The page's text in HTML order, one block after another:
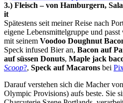
3.) Fleisch – von Hamburgern,
it
Spätestens seit meiner Reise nach
eigene Lebensmittelgruppe und
mit seinem Voodoo Doughnut
Speck infused Bier an, Bacon auf
auf süssen Donuts, Maple jack
Scoop?, Speck auf Macarons bei
Darauf verstehen sich die Macher von
Olympic Provisions) aufs beste. Sie